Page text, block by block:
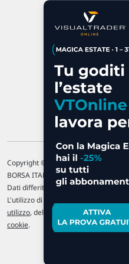
P.IVA 02
Chi
Commenti
Copyright © 1996-2026 Traderlink
BORSA ITALIANA Quotazioni di
Dati differiti di 15 min. (fonte Intrinio)
L'utilizzo di questo sito implica
utilizzo, del Disclaimer MAR, delle
cookie.